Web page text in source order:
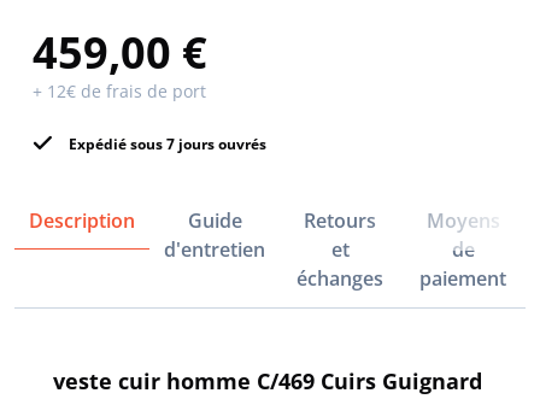
459,00 €
+ 12€ de frais de port
Expédié sous 7 jours ouvrés
Description
Guide
d'entretien
Retours
et
échanges
Moyens
de
paiement
veste cuir homme C/469 Cuirs Guignard